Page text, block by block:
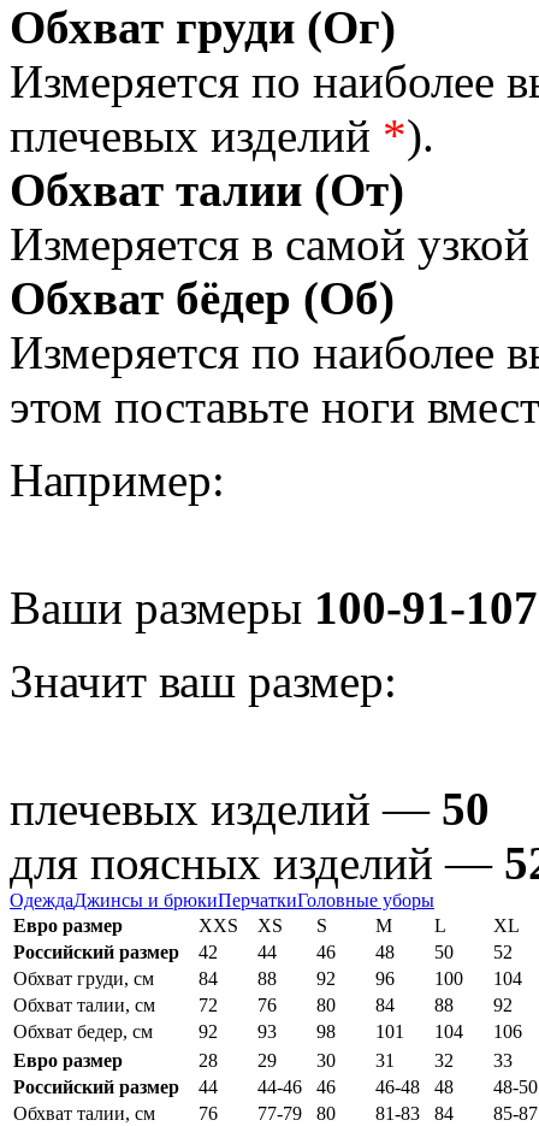
Обхват груди (Ог)
Измеряется по наиболее
плечевых изделий *).
Обхват талии (От)
Измеряется в самой
Обхват бёдер (Об)
Измеряется по наиболее
этом поставьте ноги
Например:
Ваши размеры 100-91-107
Значит ваш размер:
плечевых изделий — 50
для поясных изделий —
ОдеждаДжинсы и брюкиПерчаткиГоловные уборы
Евро размер
XXS XS S M L
XL
Российский размер
42 44 46 48 50
52
Обхват груди, см
84 88 92 96 100
104
Обхват талии, см
72 76 80 84 88
92
Обхват бедер, см
92 93 98 101 104
106
Евро размер
28 29 30 31 32
33
Российский размер
44 44-46 46 46-48 48
48-50
Обхват талии, см
76 77-79 80 81-83 84
85-87